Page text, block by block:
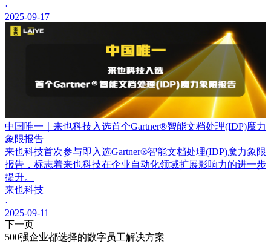
·
2025-09-17
中国唯一｜来也科技入选首个Gartner®智能文档处理(IDP)魔力
象限报告
来也科技首次参与即入选Gartner®智能文档处理(IDP)魔力象限
报告，标志着来也科技在企业自动化领域扩展影响力的进一步
提升。
来也科技
·
2025-09-11
下一页
500强企业都选择的数字员工解决方案